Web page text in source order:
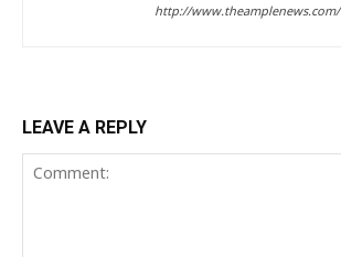
http://www.theamplenews.com/
LEAVE A REPLY